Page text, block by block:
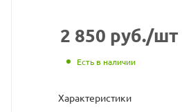
2 850 руб./шт
Есть в наличии
Характеристики